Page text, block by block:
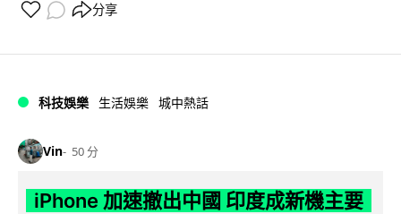
分享
科技娛樂 生活娛樂 城中熱話
Vin 50 分
iPhone 加速撤出中國 印度成新機主要